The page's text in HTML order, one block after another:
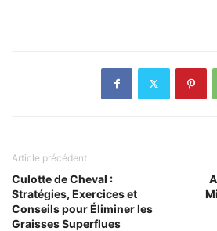
Article précédent
Culotte de Cheval :
Stratégies, Exercices et
Conseils pour Éliminer les
Graisses Superflues